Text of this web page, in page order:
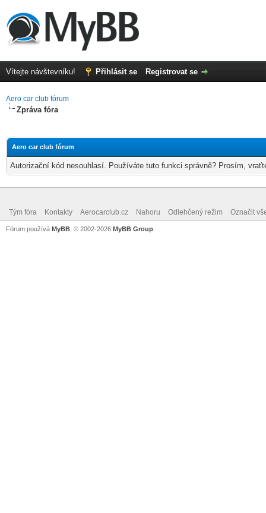
Vítejte návštevníku! Přihlásit se Registrovat se
Aero car club fórum
Zpráva fóra
Aero car club fórum
Autorizační kód nesouhlasí. Používáte tuto funkci správně? Prosím,
Tým fóra Kontakty Aerocarclub.cz Nahoru Odlehčený režim Označit
Fórum používá MyBB , © 2002-2026 MyBB Group